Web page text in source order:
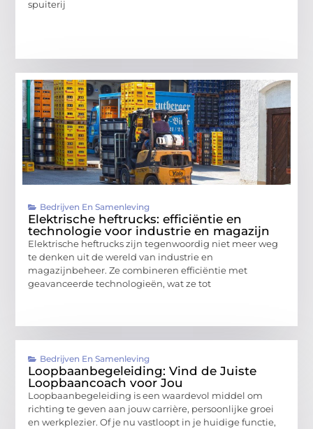
spuiterij
Bedrijven En Samenleving
Elektrische heftrucks: efficiëntie en
technologie voor industrie en magazijn
Elektrische heftrucks zijn tegenwoordig niet meer weg
te denken uit de wereld van industrie en
magazijnbeheer. Ze combineren efficiëntie met
geavanceerde technologieën, wat ze tot
Bedrijven En Samenleving
Loopbaanbegeleiding: Vind de Juiste
Loopbaancoach voor Jou
Loopbaanbegeleiding is een waardevol middel om
richting te geven aan jouw carrière, persoonlijke groei
en werkplezier. Of je nu vastloopt in je huidige functie,